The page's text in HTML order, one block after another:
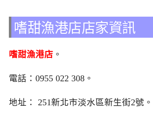
嗜甜漁港店店家資訊
嗜甜漁港店 。
電話：0955 022 308。
地址： 251新北市淡水區新生街2號 。